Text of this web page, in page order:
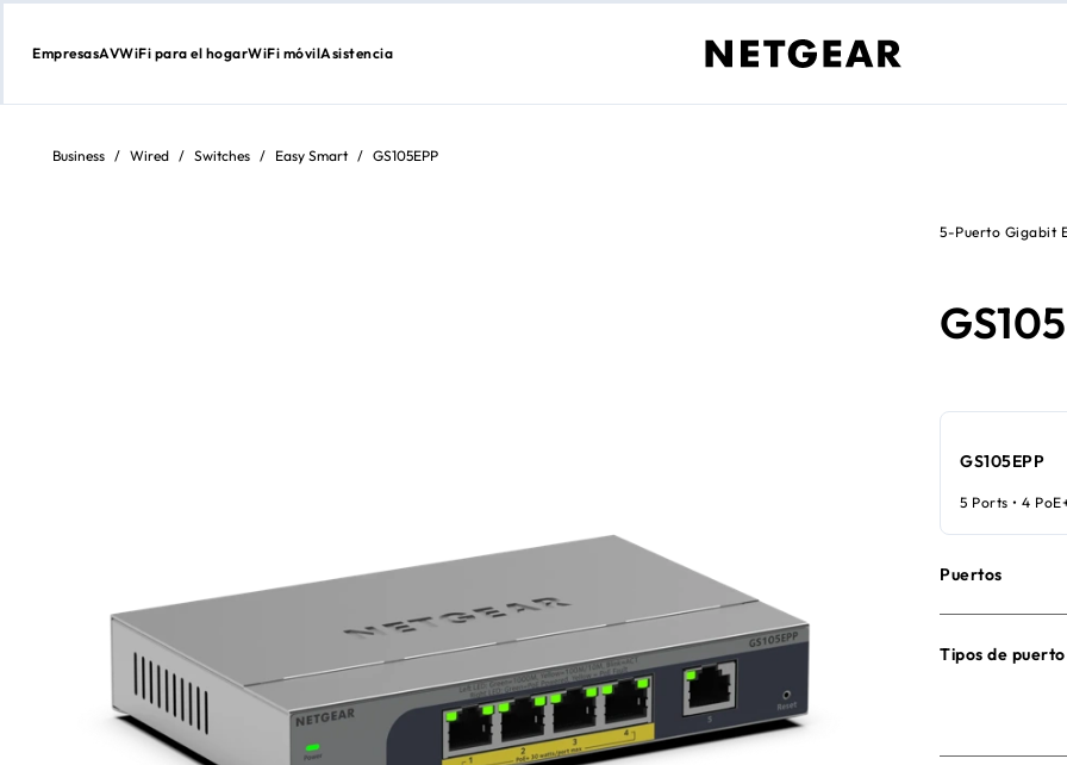
Ir
contenido
EmpresasAVWiFi para el hogarWiFi móvilAsistencia
Business / Wired / Switches / Easy Smart / GS105EPP
5-Puerto Gigabit
GS105EPP
5 Ports • 4
Puertos
Tipos de puerto